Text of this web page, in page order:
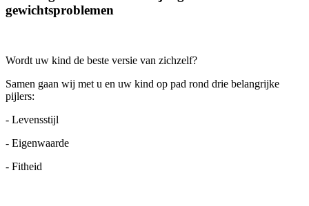
gewichtsproblemen
Wordt uw kind de beste versie van zichzelf?
Samen gaan wij met u en uw kind op pad rond drie belangrijke
pijlers:
- Levensstijl
- Eigenwaarde
- Fitheid